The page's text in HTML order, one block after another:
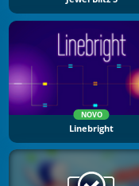
NOVO
Linebright